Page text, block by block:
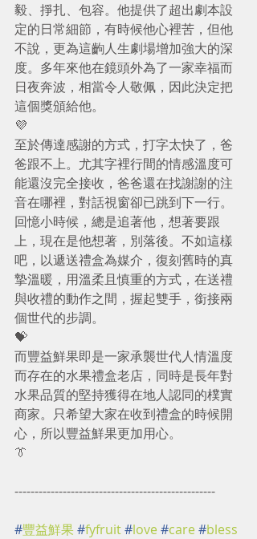
毅、掙扎、包容。他提供了超出劇本設
定的日常細節，有時候他心裡苦，但他
不說，更為這齣人生劇場增加強大的深
度。多年來他在鏡頭外為了一家幸福而
日夜奔波，相當令人敬佩，因此決定把
這個獎頒給他。
💜
至於傳達感謝的方式，打字太快了，爸
爸跟不上。尤其字裡行間的情感溫度可
能還沒完全接收，爸爸還在找謝謝的注
音在哪裡，對話視窗卻已跳到下一行。
回憶小時候，總是追著他，想著要跟
上，現在是他想著，別落後。不如這樣
吧，以遞送禮盒為媒介，復刻舊時的真
摯溫暖，用溫柔且慎重的方式，在送禮
與收禮的動作之間，握起雙手，銜接兩
個世代的步調。
💝
而豐益鮮果即是一家承襲世代人情溫度
而存在的水果禮盒老店，同時是長年對
水果品質的堅持獲得在地人認同的樸實
商家。只希望大家在收到禮盒的時候開
心，所以豐益鮮果更加用心。
👔
--------------------------------------------------
#豐益鮮果#fyfruit#love #care #bless